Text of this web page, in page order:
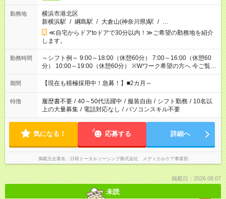
勤務地
横浜市港北区
新横浜駅 / 綱島駅 / 大倉山(神奈川県)駅 / …
≪自宅からドアtoドアで30分以内！≫ご希望の勤務地を紹介
します。
勤務時間
～シフト例～ 9:00～18:00（休憩60分） 7:00～16:00（休憩60
分） 10:00～19:00（休憩60分） ※Wワーク希望の方へ 今ご覧の
お仕事で希望する勤務時間と、もう1つのお仕事の勤務時間の合
計が 週40時間を超えなければOKです。
期間 【現在も積極採用中！急募！】■2カ月～
特徴 履歴書不要 / 40～50代活躍中 / 服装自由 / シフト勤務 / 10名以
上の大量募集 / 電話対応なし / パソコンスキル不要
気になる！ 応募する 詳細へ
掲載元企業名 日研トータルソーシング株式会社 メディカルケア事業部
掲載日：2026.08.07
未読